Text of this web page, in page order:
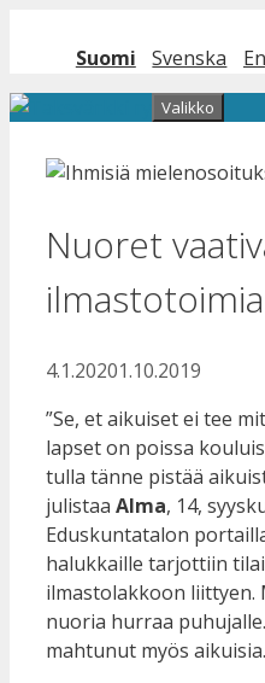
Suomi
Svenska
Valikko
Nuoret
ilmastotoimia
4.1.20201.10.2019
”Se, et aikuiset ei tee
lapset on poissa
tulla tänne pistää
julistaa Alma, 14,
Eduskuntatalon
halukkaille tarjottiin
ilmastolakkoon
nuoria hurraa
mahtunut myös aikuisia.